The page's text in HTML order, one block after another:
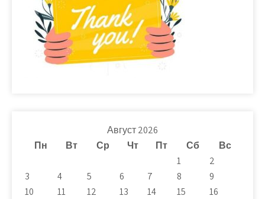
Август 2026
Пн
Вт Ср Чт Пт Сб
Вс
1
2
3
4 5 6 7 8
9
10
11 12 13 14 15 16